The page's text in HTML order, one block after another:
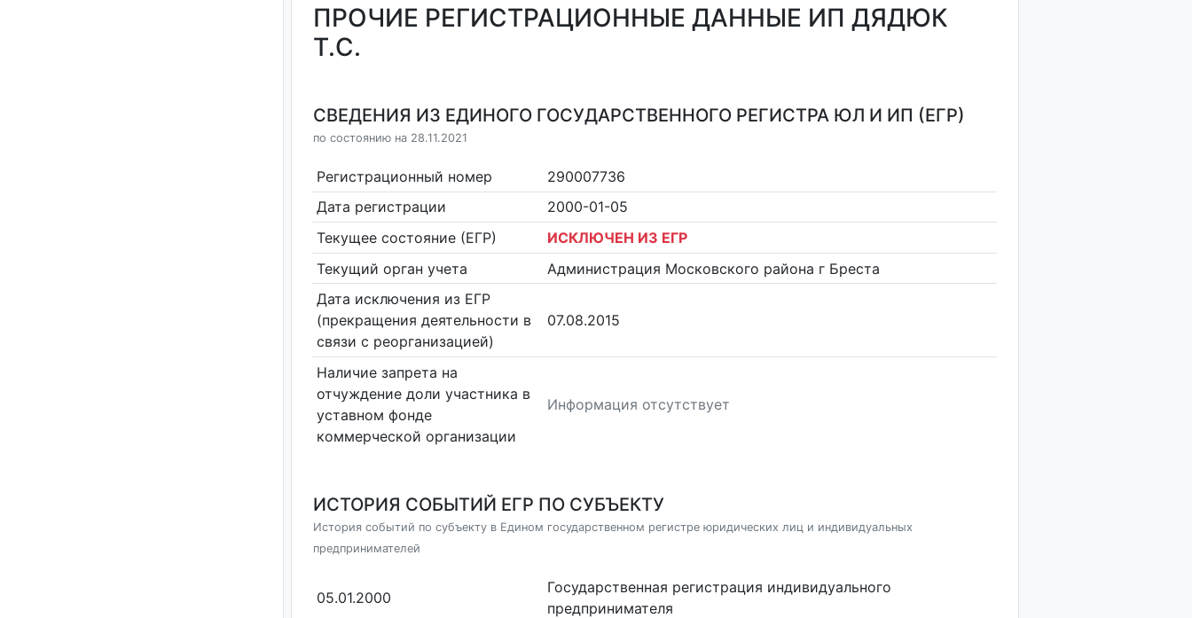
ПРОЧИЕ РЕГИСТРАЦИОННЫЕ ДАННЫЕ ИП ДЯДЮК
Т.С.
СВЕДЕНИЯ ИЗ ЕДИНОГО ГОСУДАРСТВЕННОГО РЕГИСТРА ЮЛ И ИП (ЕГР)
по состоянию на 28.11.2021
Регистрационный номер
290007736
Дата регистрации
2000-01-05
Текущее состояние (ЕГР)
ИСКЛЮЧЕН ИЗ ЕГР
Текущий орган учета
Администрация Московского района г Бреста
Дата исключения из ЕГР
(прекращения деятельности в
связи с реорганизацией)
07.08.2015
Наличие запрета на
отчуждение доли участника в
уставном фонде
коммерческой организации
Информация отсутствует
ИСТОРИЯ СОБЫТИЙ ЕГР ПО СУБЪЕКТУ
История событий по субъекту в Едином государственном регистре юридических лиц и индивидуальных
предпринимателей
05.01.2000
Государственная регистрация индивидуального
предпринимателя